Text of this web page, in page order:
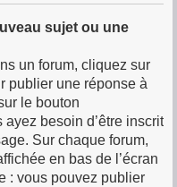
sujet ou une
un forum, cliquez sur
publier une réponse à
le bouton
besoin d’être inscrit
Sur chaque forum,
en bas de l’écran
: vous pouvez publier